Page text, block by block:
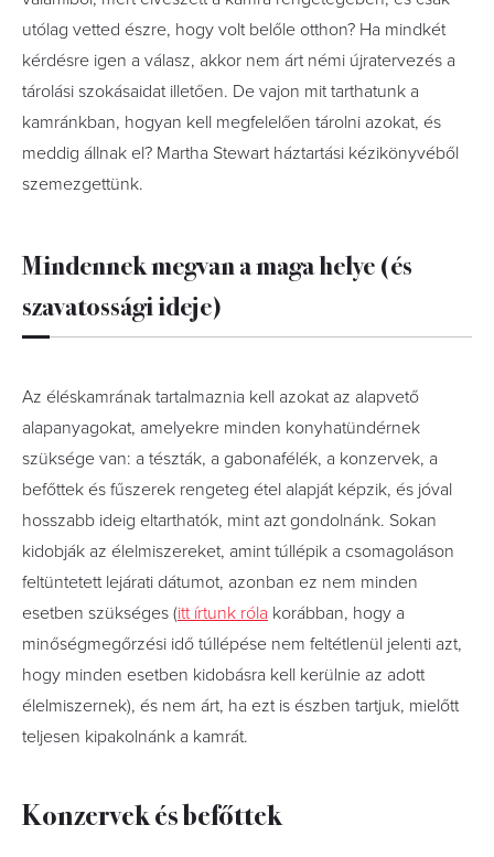
utólag vetted észre, hogy volt belőle otthon? Ha mindkét
kérdésre igen a válasz, akkor nem árt némi újratervezés a
tárolási szokásaidat illetően. De vajon mit tarthatunk a
kamránkban, hogyan kell megfelelően tárolni azokat, és
meddig állnak el? Martha Stewart háztartási kézikönyvéből
szemezgettünk.
Mindennek megvan a maga helye (és
szavatossági ideje)
Az éléskamrának tartalmaznia kell azokat az alapvető
alapanyagokat, amelyekre minden konyhatündérnek
szüksége van: a tészták, a gabonafélék, a konzervek, a
befőttek és fűszerek rengeteg étel alapját képzik, és jóval
hosszabb ideig eltarthatók, mint azt gondolnánk. Sokan
kidobják az élelmiszereket, amint túllépik a csomagoláson
feltüntetett lejárati dátumot, azonban ez nem minden
esetben szükséges (itt írtunk róla korábban, hogy a
minőségmegőrzési idő túllépése nem feltétlenül jelenti azt,
hogy minden esetben kidobásra kell kerülnie az adott
élelmiszernek), és nem árt, ha ezt is észben tartjuk, mielőtt
teljesen kipakolnánk a kamrát.
Konzervek és befőttek